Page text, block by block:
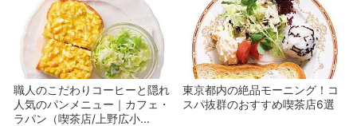
職人のこだわりコーヒーと隠れ
人気のパンメニュー｜カフェ・
ラパン（喫茶店/上野広小...
東京都内の絶品モーニング！コ
スパ抜群のおすすめ喫茶店6選